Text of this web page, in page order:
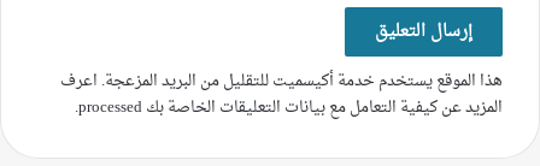
هذا الموقع يستخدم خدمة أكيسميت للتقليل من البريد المزعجة. اعرف
المزيد عن كيفية التعامل مع بيانات التعليقات الخاصة بك processed
.